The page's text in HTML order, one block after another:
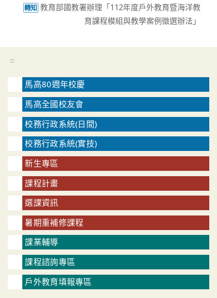
轉知 教育部國教署辦理「112年度戶外教育暨海洋教
育課程模組與教學案例徵選辦法」
:::
馬高80週年校慶
馬高全國校友會
校務行政系統(日間)
校務行政系統(實技)
新生專區
課程計畫
選課資訊
暑期重補修課程
課業輔導
課程諮詢專區
戶外教育填報專區